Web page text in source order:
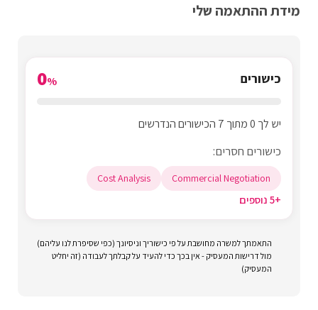
מידת ההתאמה שלי
כישורים 0%
יש לך 0 מתוך 7 הכישורים הנדרשים
כישורים חסרים:
Commercial Negotiation
Cost Analysis
+5 נוספים
התאמתך למשרה מחושבת על פי כישוריך וניסיונך (כפי שסיפרת לנו עליהם)
מול דרישות המעסיק - אין בכך כדי להעיד על קבלתך לעבודה (זה יחליט
המעסיק)